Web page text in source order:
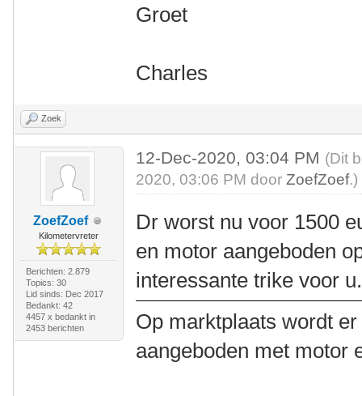
Groet
Charles
Zoek
ZoefZoef
Kilometervreter
Berichten: 2.879
Topics: 30
Lid sinds: Dec 2017
Bedankt: 42
4457 x bedankt in
2453 berichten
12-Dec-2020, 03:04 PM (Dit
2020, 03:06 PM doorZoefZoef.)
Dr worst nu voor 1500
en motor aangeboden
interessante trike voor u.
Op marktplaats wordt
aangeboden met motor